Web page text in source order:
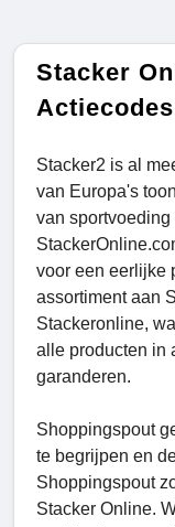
Stacker
Actiecodes
Stacker2 is al
van Europa's
van
voor een eerlijke
assortiment aan
Stackeronline,
alle producten in
garanderen.
Shoppingspout
te begrijpen en
Shoppingspout
Stacker Online.